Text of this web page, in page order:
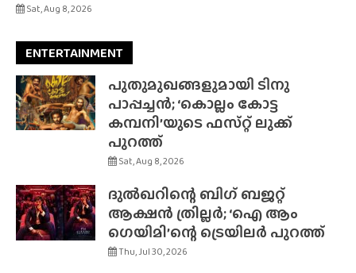
Sat, Aug 8, 2026
ENTERTAINMENT
പുതുമുഖങ്ങളുമായി ടിനു
പാപ്പച്ചൻ; ‘കൊല്ലം കോട്ട
കമ്പനി’യുടെ ഫസ്‌റ്റ് ലുക്ക്
പുറത്ത്
Sat, Aug 8, 2026
ദുൽഖറിന്റെ ബിഗ് ബജറ്റ്
ആക്ഷൻ ത്രില്ലർ; ‘ഐ ആം
ഗെയിമി’ന്റെ ട്രെയിലർ പുറത്ത്
Thu, Jul 30, 2026